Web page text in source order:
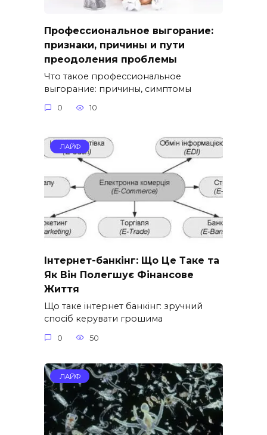
Профессиональное выгорание:
признаки, причины и пути
преодоления проблемы
Что такое профессиональное
выгорание: причины, симптомы
0 10
ЛАЙФ
Інтернет-банкінг: Що Це Таке та
Як Він Полегшує Фінансове
Життя
Що таке інтернет банкінг: зручний
спосіб керувати грошима
0 50
ЛАЙФ